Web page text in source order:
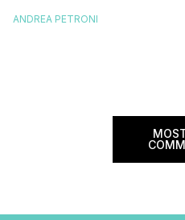
mano. Ogni prima domenica del
ANDREA PETRONI